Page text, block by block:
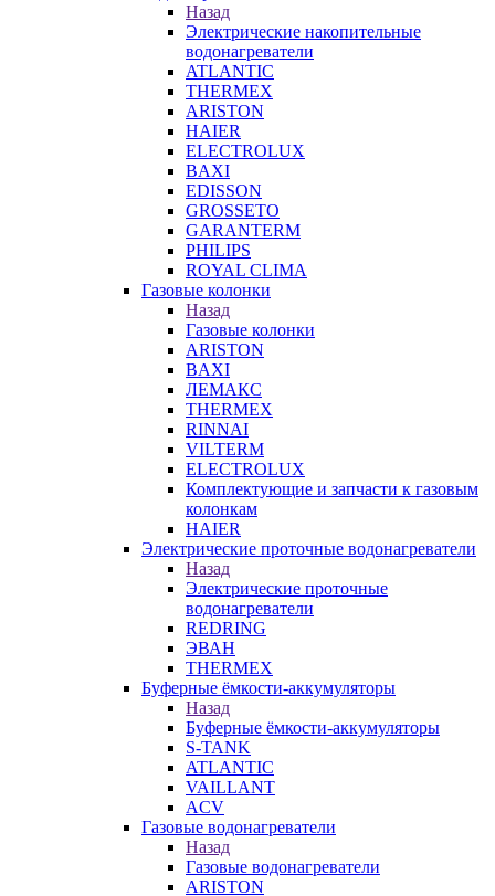
Назад
Электрические накопительные
водонагреватели
ATLANTIC
THERMEX
ARISTON
HAIER
ELECTROLUX
BAXI
EDISSON
GROSSETO
GARANTERM
PHILIPS
ROYAL CLIMA
Газовые колонки
Назад
Газовые колонки
ARISTON
BAXI
ЛЕМАКС
THERMEX
RINNAI
VILTERM
ELECTROLUX
Комплектующие и запчасти к газовым
колонкам
HAIER
Электрические проточные водонагреватели
Назад
Электрические проточные
водонагреватели
REDRING
ЭВАН
THERMEX
Буферные ёмкости-аккумуляторы
Назад
Буферные ёмкости-аккумуляторы
S-TANK
ATLANTIC
VAILLANT
ACV
Газовые водонагреватели
Назад
Газовые водонагреватели
ARISTON